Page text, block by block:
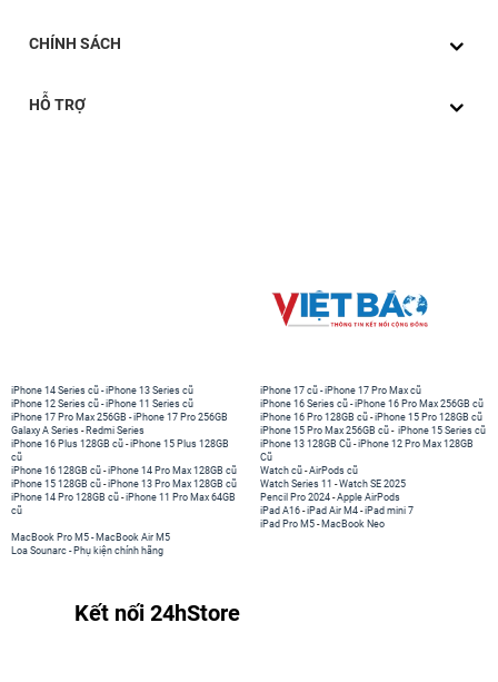
CHÍNH SÁCH
HỖ TRỢ
iPhone 14 Series cũ -iPhone 13 Series cũ
iPhone 12 Series cũ -iPhone 11 Series cũ
iPhone 17 Pro Max 256GB -iPhone 17 Pro 256GB
Galaxy A Series - Redmi Series
iPhone 17 cũ -iPhone 17 Pro Max cũ
iPhone 16 Series cũ - iPhone 16 Pro Max 256GB cũ
iPhone 16 Pro 128GB cũ -iPhone 15 Pro 128GB cũ
iPhone 15 Pro Max 256GB cũ - iPhone 15 Series cũ
iPhone 16 Plus 128GB cũ -iPhone 15 Plus 128GB
cũ
iPhone 16 128GB cũ -iPhone 14 Pro Max 128GB cũ
iPhone 15 128GB cũ -iPhone 13 Pro Max 128GB cũ
iPhone 14 Pro 128GB cũ -iPhone 11 Pro Max 64GB
cũ
iPhone 13 128GB Cũ -iPhone 12 Pro Max 128GB
Cũ
Watch cũ -AirPods cũ
Watch Series 11 -Watch SE 2025
Pencil Pro 2024 -Apple AirPods
iPad A16 -iPad Air M4 -iPad mini 7
iPad Pro M5 - MacBook Neo
MacBook Pro M5 - MacBook Air M5
Loa Sounarc - Phụ kiện chính hãng
Kết nối 24hStore